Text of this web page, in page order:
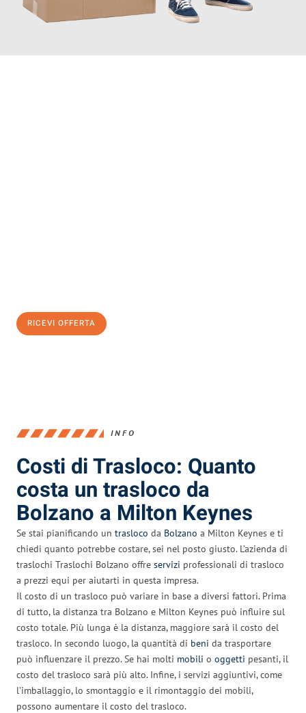
RICEVI OFFERTA
INFO
Costi di Trasloco: Quanto
costa un trasloco da
Bolzano a Milton Keynes
Se stai pianificando un trasloco da Bolzano a Milton Keynes e ti
chiedi quanto potrebbe costare, sei nel posto giusto. L’azienda di
traslochi Traslochi Bolzano offre servizi professionali di trasloco
a prezzi equi per aiutarti in questa impresa.
Il costo di un trasloco può variare in base a diversi fattori. Prima
di tutto, la distanza tra Bolzano e Milton Keynes può influire sul
costo totale. Più lunga è la distanza, maggiore sarà il costo del
trasloco. In secondo luogo, la quantità di beni da trasportare
può influenzare il prezzo. Se hai molti mobili o oggetti pesanti, il
costo del trasloco sarà più alto. Infine, i servizi aggiuntivi, come
l’imballaggio, lo smontaggio e il rimontaggio dei mobili,
possono aumentare il costo del trasloco.